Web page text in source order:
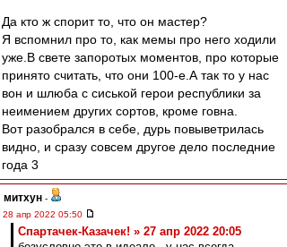
Да кто ж спорит то, что он мастер?
Я вспомнил про то, как мемы про него ходили
уже.В свете запоротых моментов, про которые
принято считать, что они 100-е.А так то у нас
вон и шлюба с сиськой герои республики за
неимением других сортов, кроме говна.
Вот разобрался в себе, дурь повыветрилась
видно, и сразу совсем другое дело последние
года 3
митхун -
28 апр 2022 05:50
Спартачек-Казачек! » 27 апр 2022 20:05